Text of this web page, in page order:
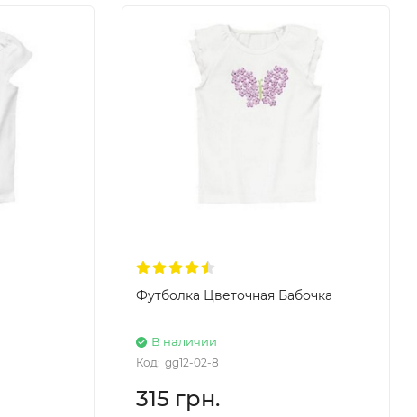
Футболка Цветочная Бабочка
В наличии
Код: gg12-02-8
315 грн.